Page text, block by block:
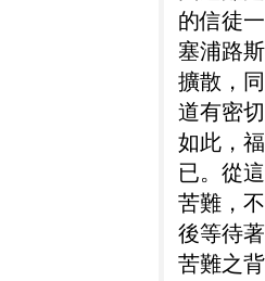
的信徒
塞浦路
擴散，
道有密
如此，
已。從
苦難，
後等待
苦難之